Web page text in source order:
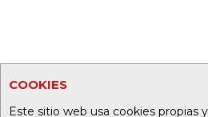
COOKIES
Este sitio web usa cookies propias